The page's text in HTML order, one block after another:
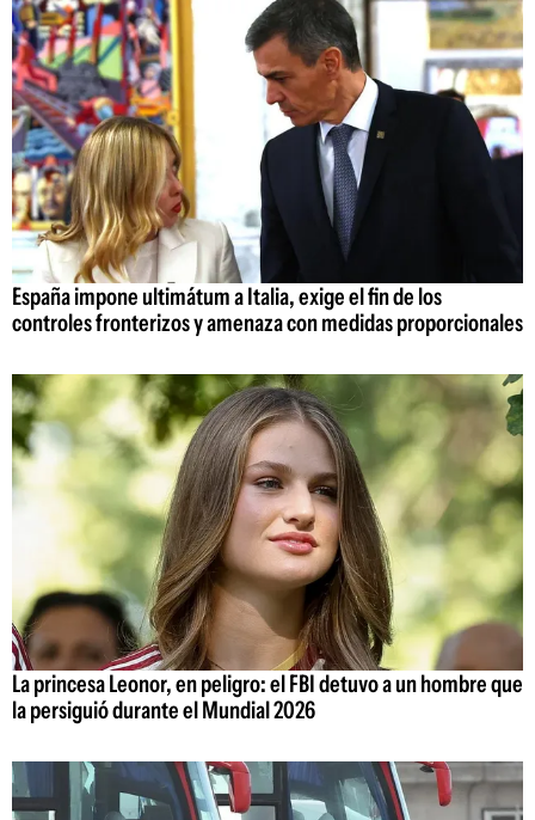
España impone ultimátum a Italia, exige el fin de los
controles fronterizos y amenaza con medidas proporcionales
La princesa Leonor, en peligro: el FBI detuvo a un hombre que
la persiguió durante el Mundial 2026